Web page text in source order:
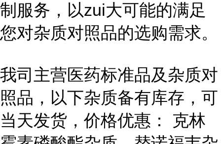
制服务，以zui大可能的满足
您对杂质对照品的选购需求。
我司主营医药标准品及杂质对
照品，以下杂质备有库存，可
当天发货，价格优惠： 克林